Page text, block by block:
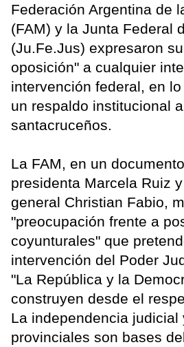
Federación Argentina de
(FAM) y la Junta Federal
(Ju.Fe.Jus) expresaron
oposición" a cualquier
intervención federal, en
un respaldo institucional
santacruceños.
La FAM, en un
presidenta Marcela Ruiz
general Christian Fabio,
"preocupación frente a
coyunturales" que
intervención del Poder
"La República y la
construyen desde el
La independencia
provinciales son bases